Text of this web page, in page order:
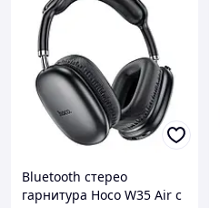
Bluetooth стерео
гарнитура Hoco W35 Air с